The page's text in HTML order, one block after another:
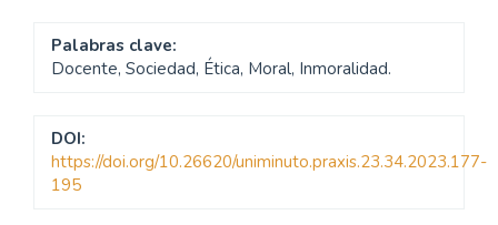
Palabras clave:
Docente, Sociedad, Ética, Moral, Inmoralidad.
DOI:
https://doi.org/10.26620/uniminuto.praxis.23.34.2023.177-
195